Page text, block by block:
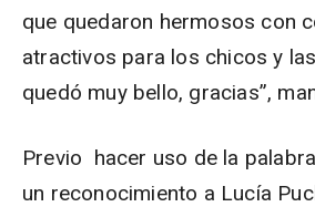
que quedaron hermosos con
atractivos para los chicos y
quedó muy bello, gracias”,
Previo hacer uso de la
un reconocimiento a Lucía